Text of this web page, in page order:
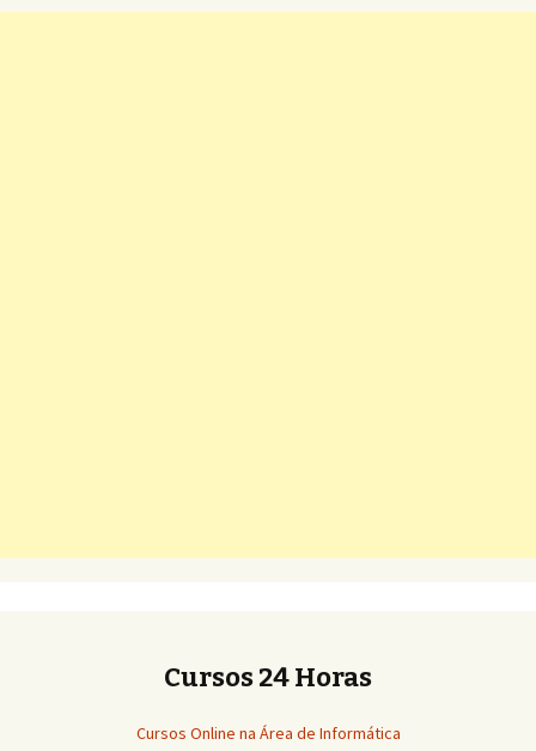
Cursos 24 Horas
Cursos Online na Área de Informática